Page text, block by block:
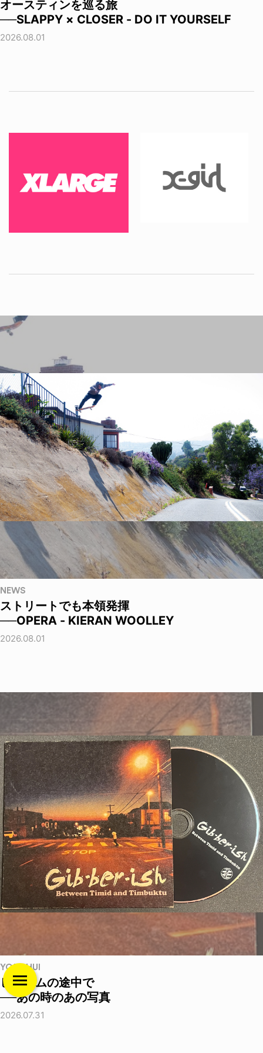
オースティンを巡る旅
──SLAPPY × CLOSER - DO IT YOURSELF
2026.08.01
NEWS
ストリートでも本領発揮
──OPERA - KIERAN WOOLLEY
2026.08.01
YO! CHUI
ヒルボムの途中で
──あの時のあの写真
2026.07.31